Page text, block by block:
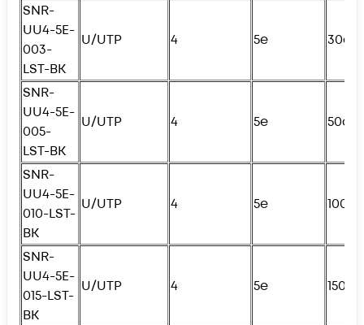
SNR-
UU4-5E-
003-
LST-BK
U/UTP 4 5e 30см
SNR-
UU4-5E-
005-
LST-BK
U/UTP 4 5e 50см
SNR-
UU4-5E-
010-LST-
BK
U/UTP 4 5e
SNR-
UU4-5E-
015-LST-
BK
U/UTP 4 5e 150см